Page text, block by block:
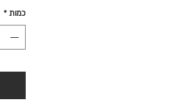
כמות *